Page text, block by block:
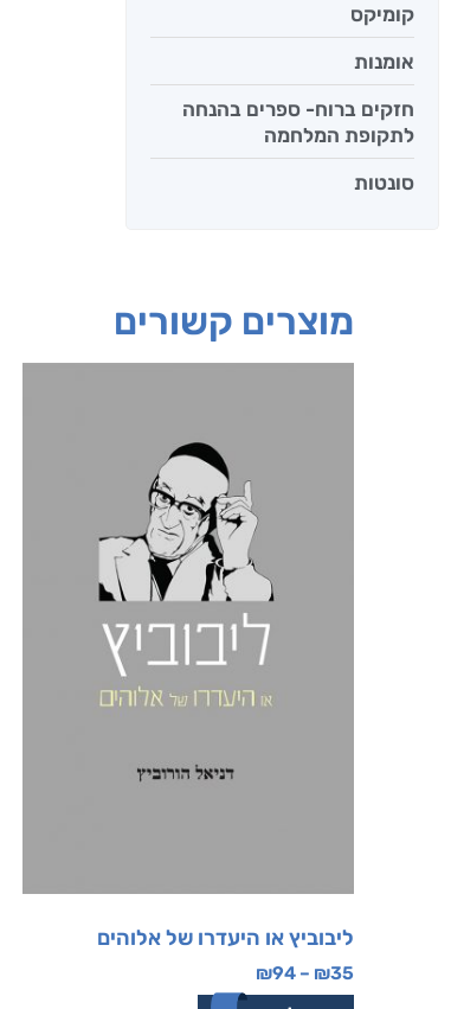
קומיקס
אומנות
חזקים ברוח- ספרים בהנחה
לתקופת המלחמה
סונטות
מוצרים קשורים
ליבוביץ או היעדרו של אלוהים
₪35
–
₪94